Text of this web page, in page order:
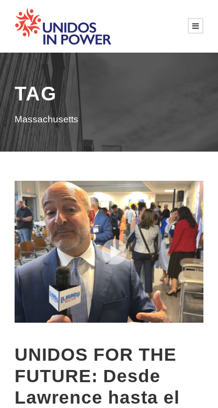
TAG
Massachusetts
UNIDOS FOR THE
FUTURE: Desde
Lawrence hasta el